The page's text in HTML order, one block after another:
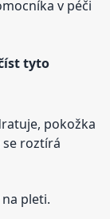
v péči
tyto
pokožka
se roztírá
pleti.